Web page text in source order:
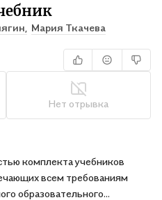
Мария Ткачева
Нет отрывка
комплекта учебников
всем требованиям
образовательного